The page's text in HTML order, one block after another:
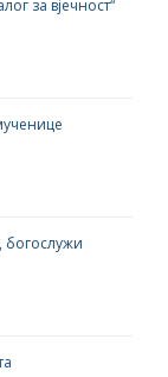
за вјечност“
богослужи